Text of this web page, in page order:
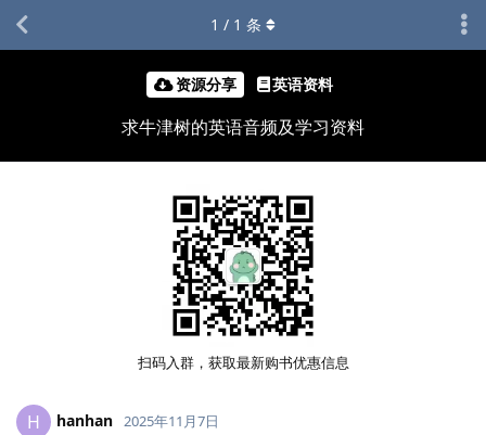
资源分享 英语资料
求牛津树的英语音频及学习资料
1 / 1 条
扫码入群，获取最新购书优惠信息
H hanhan 2025年11月7日